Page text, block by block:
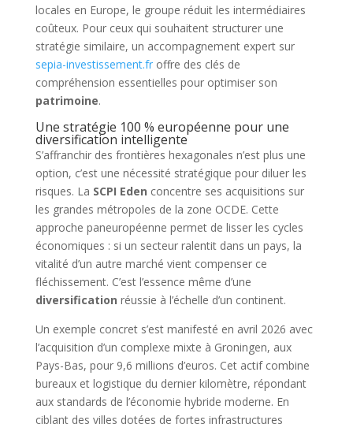
locales en Europe, le groupe réduit les intermédiaires
coûteux. Pour ceux qui souhaitent structurer une
stratégie similaire, un accompagnement expert sur
sepia-investissement.froffre des clés de
compréhension essentielles pour optimiser son
patrimoine.
Une stratégie 100 % européenne pour une
diversification intelligente
S’affranchir des frontières hexagonales n’est plus une
option, c’est une nécessité stratégique pour diluer les
risques. La SCPI Eden concentre ses acquisitions sur
les grandes métropoles de la zone OCDE. Cette
approche paneuropéenne permet de lisser les cycles
économiques : si un secteur ralentit dans un pays, la
vitalité d’un autre marché vient compenser ce
fléchissement. C’est l’essence même d’une
diversification réussie à l’échelle d’un continent.
Un exemple concret s’est manifesté en avril 2026 avec
l’acquisition d’un complexe mixte à Groningen, aux
Pays-Bas, pour 9,6 millions d’euros. Cet actif combine
bureaux et logistique du dernier kilomètre, répondant
aux standards de l’économie hybride moderne. En
ciblant des villes dotées de fortes infrastructures